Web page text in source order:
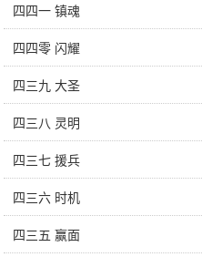
四四一 镇魂
四四零 闪耀
四三九 大圣
四三八 灵明
四三七 援兵
四三六 时机
四三五 赢面